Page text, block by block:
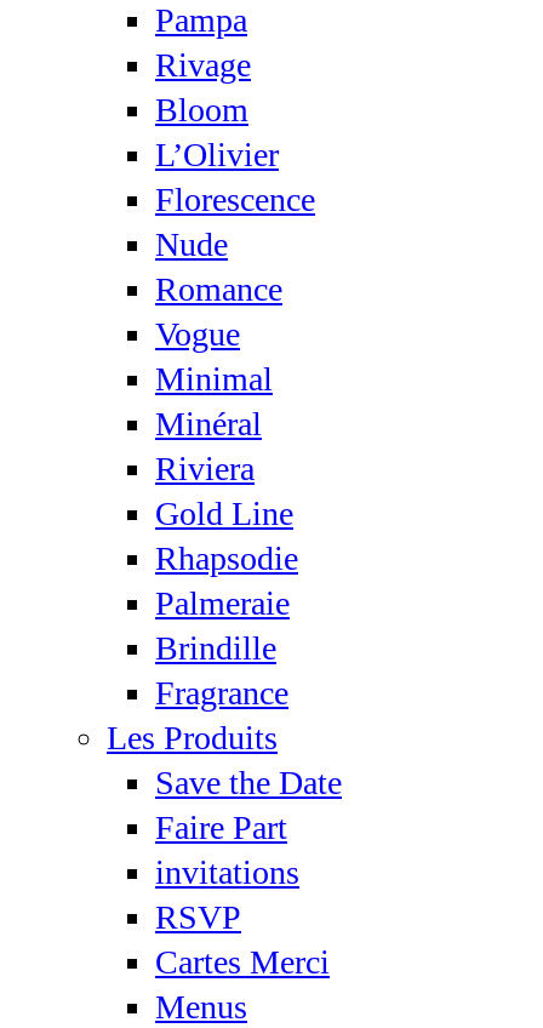
Pampa
Rivage
Bloom
L’Olivier
Florescence
Nude
Romance
Vogue
Minimal
Minéral
Riviera
Gold Line
Rhapsodie
Palmeraie
Brindille
Fragrance
Les Produits
Save the Date
Faire Part
invitations
RSVP
Cartes Merci
Menus